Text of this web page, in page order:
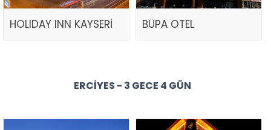
HOLIDAY INN KAYSERİ BÜPA OTEL
ERCIYES - 3 GECE 4 GÜN